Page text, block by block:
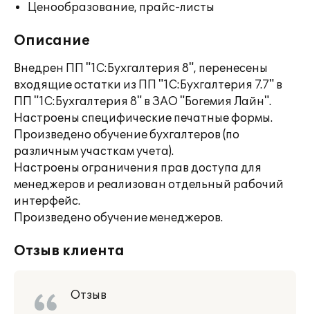
Ценообразование, прайс-листы
Описание
Внедрен ПП "1С:Бухгалтерия 8", перенесены
входящие остатки из ПП "1С:Бухгалтерия 7.7" в
ПП "1С:Бухгалтерия 8" в ЗАО "Богемия Лайн".
Настроены специфические печатные формы.
Произведено обучение бухгалтеров (по
различным участкам учета).
Настроены ограничения прав доступа для
менеджеров и реализован отдельный рабочий
интерфейс.
Произведено обучение менеджеров.
Отзыв клиента
Отзыв